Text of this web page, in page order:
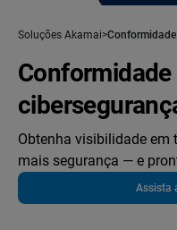
Soluções Akamai Conformidade
Conformidade
Obtenha visibilidade em
mais segurança — e
Assista